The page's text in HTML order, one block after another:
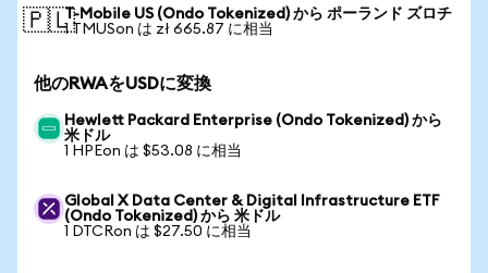
🇵🇱T-Mobile US (Ondo Tokenized) から ポーランド ズロチ
1 TMUSon は zł 665.87 に相当
他のRWAをUSDに変換
Hewlett Packard Enterprise (Ondo Tokenized) から
米ドル
1 HPEon は $53.08 に相当
Global X Data Center & Digital Infrastructure ETF
(Ondo Tokenized) から 米ドル
1 DTCRon は $27.50 に相当